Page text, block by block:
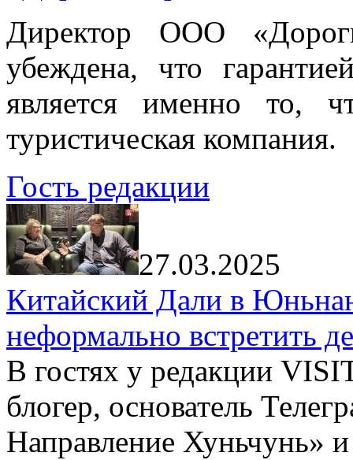
Директор ООО
убеждена, что
является именно то,
туристическая компания.
Гость редакции
27.03.2025
Китайский Дали в
неформально встретить
В гостях у редакции
блогер, основатель
Направление Хуньчунь»